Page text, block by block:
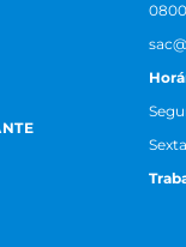
0800